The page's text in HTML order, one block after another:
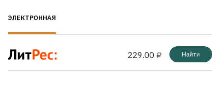
ЭЛЕКТРОННАЯ
229.00 ₽ Найти